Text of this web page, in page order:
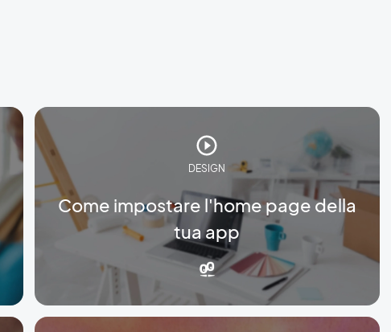
DESIGN
Come impostare l'home page della
tua app